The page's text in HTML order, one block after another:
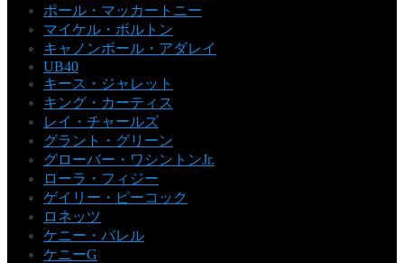
ポール・マッカートニー
マイケル・ボルトン
キャノンボール・アダレイ
UB40
キース・ジャレット
キング・カーティス
レイ・チャールズ
グラント・グリーン
グローバー・ワシントンJr.
ローラ・フィジー
ゲイリー・ピーコック
ロネッツ
ケニー・バレル
ケニーG